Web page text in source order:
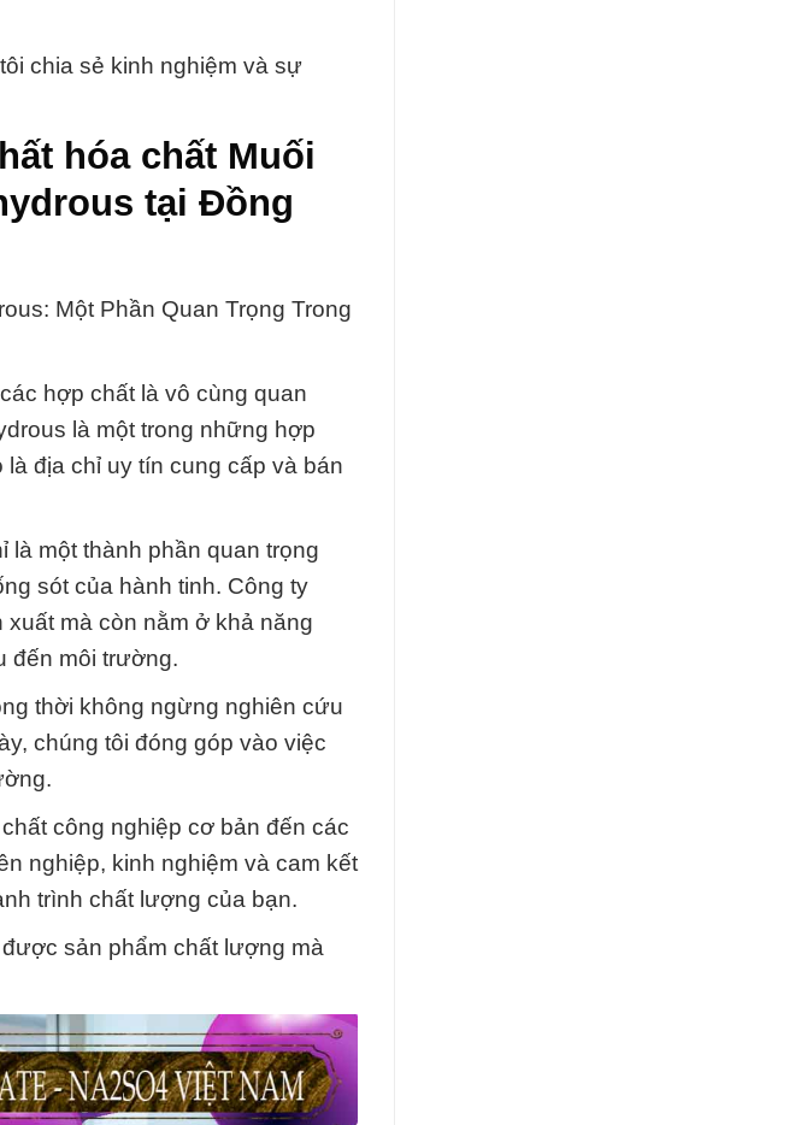
chia sẻ kinh nghiệm và sự
hóa chất Muối
tại Đồng
Một Phần Quan Trọng Trong
hợp chất là vô cùng quan
là một trong những hợp
địa chỉ uy tín cung cấp và bán
là một thành phần quan trọng
sót của hành tinh. Công ty
mà còn nằm ở khả năng
đến môi trường.
thời không ngừng nghiên cứu
chúng tôi đóng góp vào việc
công nghiệp cơ bản đến các
nghiệp, kinh nghiệm và cam kết
trình chất lượng của bạn.
sản phẩm chất lượng mà